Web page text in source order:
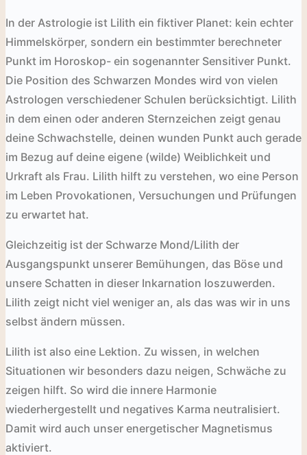
In der Astrologie ist Lilith ein fiktiver Planet: kein echter
Himmelskörper, sondern ein bestimmter berechneter
Punkt im Horoskop- ein sogenannter Sensitiver Punkt.
Die Position des Schwarzen Mondes wird von vielen
Astrologen verschiedener Schulen berücksichtigt. Lilith
in dem einen oder anderen Sternzeichen zeigt genau
deine Schwachstelle, deinen wunden Punkt auch gerade
im Bezug auf deine eigene (wilde) Weiblichkeit und
Urkraft als Frau. Lilith hilft zu verstehen, wo eine Person
im Leben Provokationen, Versuchungen und Prüfungen
zu erwartet hat.
Gleichzeitig ist der Schwarze Mond/Lilith der
Ausgangspunkt unserer Bemühungen, das Böse und
unsere Schatten in dieser Inkarnation loszuwerden.
Lilith zeigt nicht viel weniger an, als das was wir in uns
selbst ändern müssen.
Lilith ist also eine Lektion. Zu wissen, in welchen
Situationen wir besonders dazu neigen, Schwäche zu
zeigen hilft. So wird die innere Harmonie
wiederhergestellt und negatives Karma neutralisiert.
Damit wird auch unser energetischer Magnetismus
aktiviert.